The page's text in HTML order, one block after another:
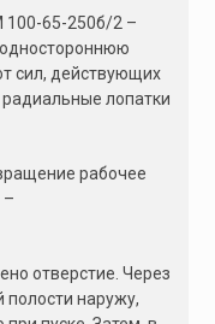
65-250б/2 –
одностороннюю
сил, действующих
лопатки
рабочее
–
отверстие. Через
полости наружу,